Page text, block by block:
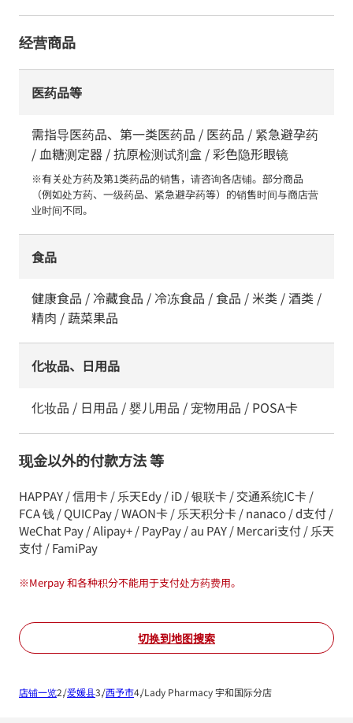
经营商品
医药品等
需指导医药品、第一类医药品 / 医药品 / 紧急避孕药
/ 血糖测定器 / 抗原检测试剂盒 / 彩色隐形眼镜
※有关处方药及第1类药品的销售，请咨询各店铺。部分商品
（例如处方药、一级药品、紧急避孕药等）的销售时间与商店营
业时间不同。
食品
健康食品 / 冷藏食品 / 冷冻食品 / 食品 / 米类 / 酒类 /
精肉 / 蔬菜果品
化妆品、日用品
化妆品 / 日用品 / 婴儿用品 / 宠物用品 / POSA卡
现金以外的付款方法 等
HAPPAY / 信用卡 / 乐天Edy / iD / 银联卡 / 交通系统IC卡 /
FCA 钱 / QUICPay / WAON卡 / 乐天积分卡 / nanaco / d支付 /
WeChat Pay / Alipay+ / PayPay / au PAY / Mercari支付 / 乐天
支付 / FamiPay
※Merpay 和各种积分不能用于支付处方药费用。
切换到地图搜索
店铺一览 爱媛县 西予市 Lady Pharmacy 宇和国际分店